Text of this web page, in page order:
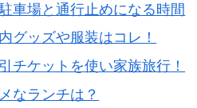
車場と通行止めになる時間
グッズや服装はコレ！
チケットを使い家族旅行！
なランチは？